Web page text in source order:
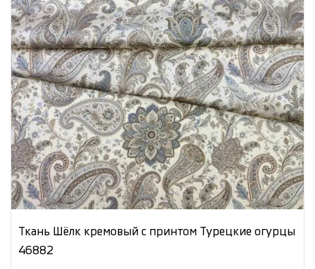
Ткань Шёлк кремовый с принтом Турецкие огурцы
46882